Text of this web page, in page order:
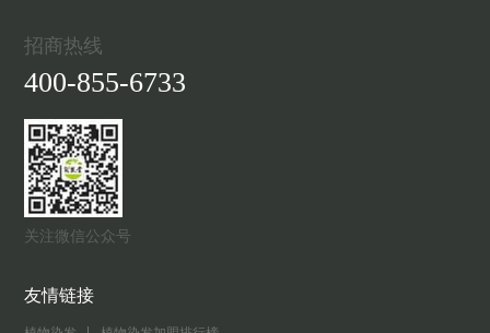
招商热线
400-855-6733
关注微信公众号
友情链接